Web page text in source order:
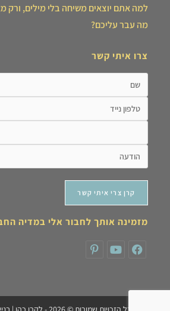
למה אתם יוצאים משיחה בלי מילים, ורק
מה עבר עליכם?
צרו איתי קשר
מזמינה אותך לחבור אלי במדיה